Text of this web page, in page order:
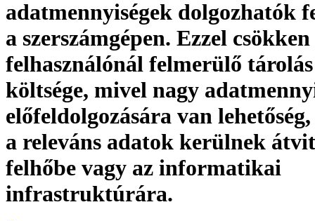
adatmennyiségek dolgozhatók
a szerszámgépen. Ezzel csökken
felhasználónál felmerülő
költsége, mivel nagy
előfeldolgozására van lehetőség,
a releváns adatok kerülnek
felhőbe vagy az informatikai
infrastruktúrára.